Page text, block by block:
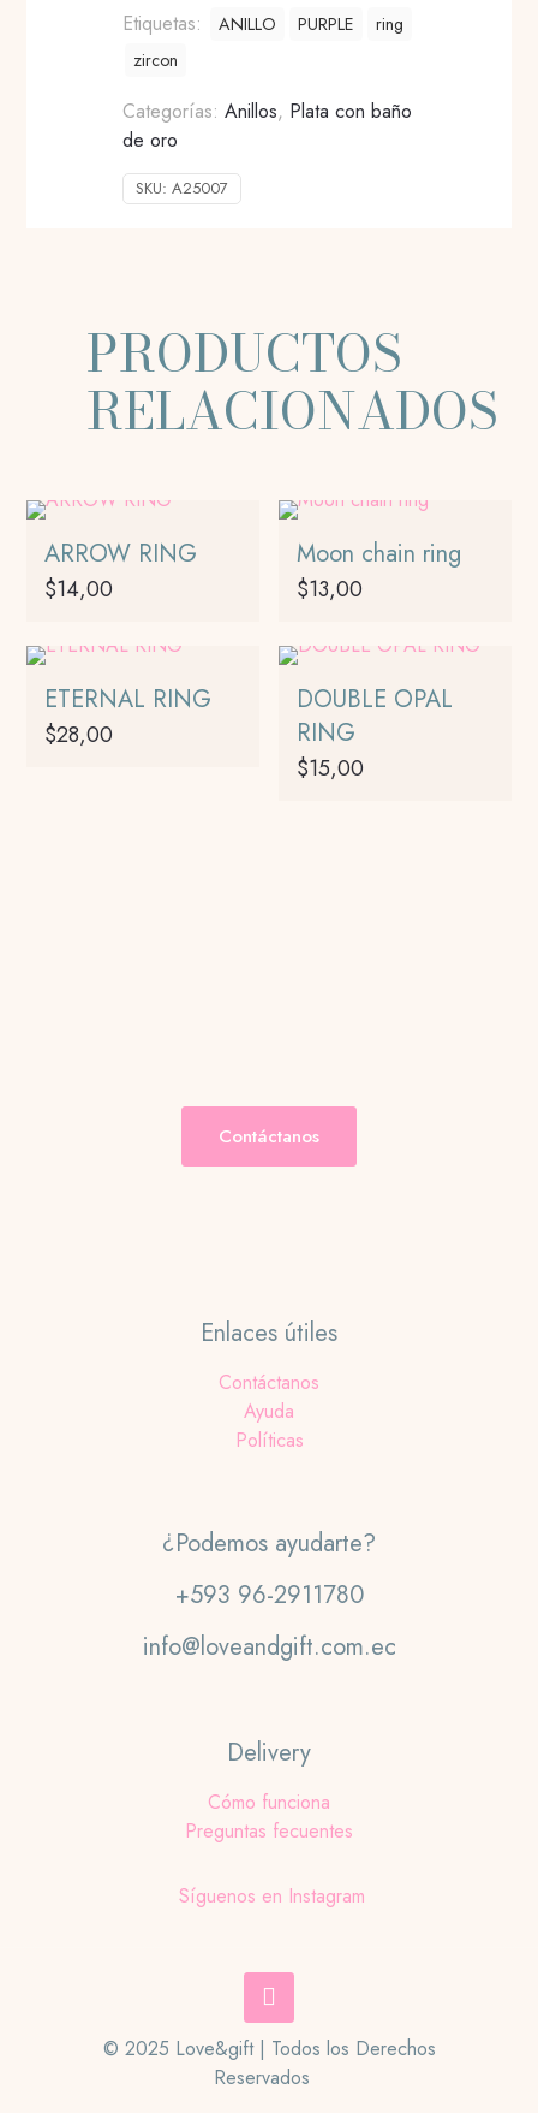
Etiquetas: ANILLO PURPLE
ring
zircon
Categorías:Anillos, Plata con baño
de oro
SKU:A25007
PRODUCTOS
RELACIONADOS
ARROW RING
$14,00
producto
tiene
múltiples
variantes.
Moon chain ring
$13,00
ETERNAL RING
$28,00
DOUBLE OPAL
RING
$15,00
Contáctanos
Enlaces útiles
Contáctanos
Ayuda
Políticas
¿Podemos ayudarte?
+593 96-2911780
info@loveandgift.com.ec
Delivery
Cómo funciona
Preguntas fecuentes
Síguenos en Instagram
© 2025 Love&gift | Todos los Derechos
Reservados